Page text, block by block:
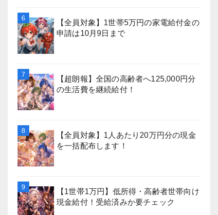
【全員対象】1世帯5万円の家電給付金の
申請は10月9日まで
【超朗報】全国の高齢者へ125,000円分
の生活費を継続給付！
【全員対象】1人あたり20万円分の現金
を一括配布します！
【1世帯1万円】低所得・高齢者世帯向け
現金給付！受給済みか要チェック